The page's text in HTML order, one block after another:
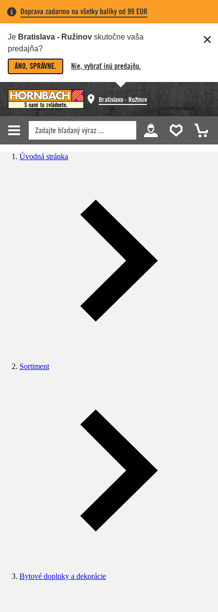
Doprava zadarmo na všetky balíky od 99 EUR
Je Bratislava - Ružinov skutočne vaša
predajňa?
ÁNO, SPRÁVNE. Nie, vybrať inú predajňu.
Bratislava - Ružinov
Úvodná stránka
Sortiment
Bytové doplnky a dekorácie